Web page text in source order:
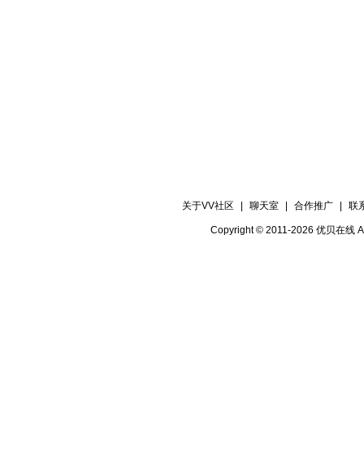
关于VV社区 聊天室 合作推广 联
Copyright © 2011-2026 优贝在线